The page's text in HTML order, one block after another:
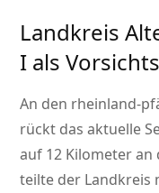
Landkreis
I als
An den rheinland-
rückt das aktuelle
auf 12 Kilometer an
teilte der Landkreis